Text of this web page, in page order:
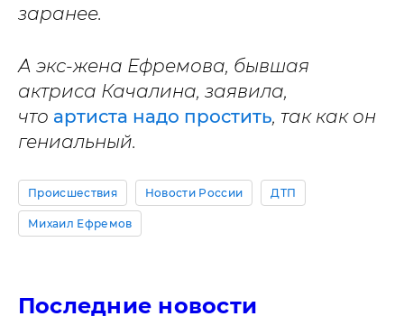
заранее.
А экс-жена Ефремова, бывшая
актриса Качалина, заявила,
что артиста надо простить, так как он
гениальный.
Происшествия Новости России ДТП
Михаил Ефремов
Последние новости